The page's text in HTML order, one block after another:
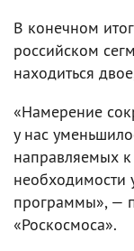
В конечном
российском
находиться
«Намерение
у нас
направляемых
необходимости
программы», —
«Роскосмоса».